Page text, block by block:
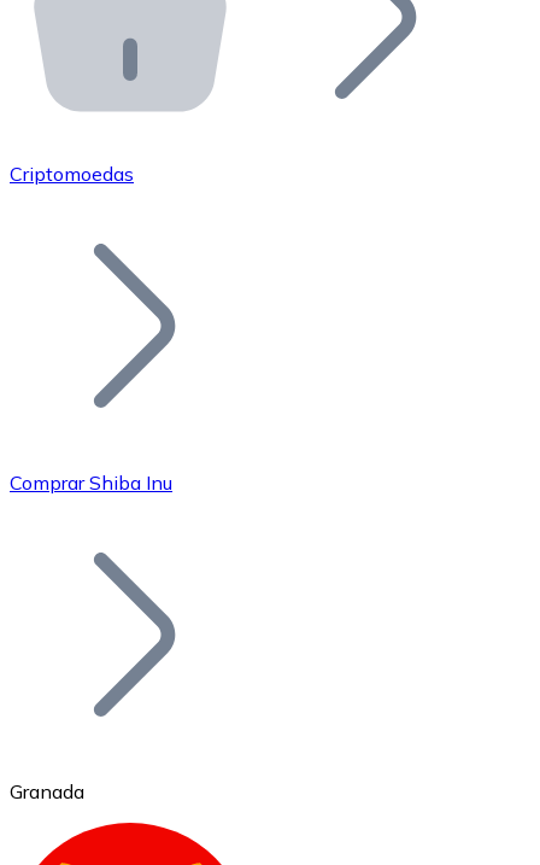
API Bitnovo
Integre nossa API no seu ecossistema.
Junte-se à nossa rede de revendedores e comercialize
Adicione o token do seu projeto ao nosso serviço de
Bitcoin
Criptomoedas
Comprar Shiba Inu
Granada